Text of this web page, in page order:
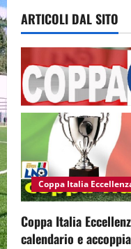
ARTICOLI DAL SITO
Coppa Italia
Coppa Italia
calendario e